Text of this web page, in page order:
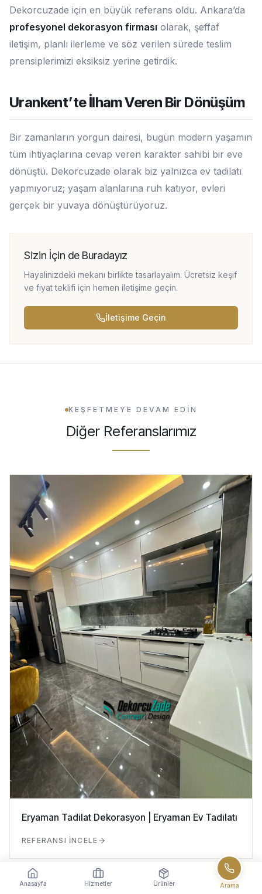
Dekorcuzade için en büyük referans oldu. Ankara’da
profesyonel dekorasyon firması olarak, şeffaf
iletişim, planlı ilerleme ve söz verilen sürede teslim
prensiplerimizi eksiksiz yerine getirdik.
Urankent’te İlham Veren Bir Dönüşüm
Bir zamanların yorgun dairesi, bugün modern yaşamın
tüm ihtiyaçlarına cevap veren karakter sahibi bir eve
dönüştü. Dekorcuzade olarak biz yalnızca ev tadilatı
yapmıyoruz; yaşam alanlarına ruh katıyor, evleri
gerçek bir yuvaya dönüştürüyoruz.
Sizin İçin de Buradayız
Hayalinizdeki mekanı birlikte tasarlayalım. Ücretsiz keşif
ve fiyat teklifi için hemen iletişime geçin.
İletişime Geçin
KEŞFETMEYE DEVAM EDİN
Diğer Referanslarımız
Eryaman Tadilat Dekorasyon | Eryaman Ev Tadilatı
REFERANSI İNCELE
Anasayfa Hizmetler Ürünler Arama